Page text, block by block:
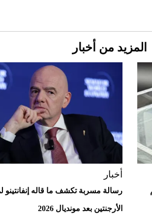
Aston Martin Valiant: على هوى الأبطال
المزيد من أخبار
أخبار
رسالة مسربة تكشف ما قاله إنفانتينو
الأرجنتين بعد مونديال 2026